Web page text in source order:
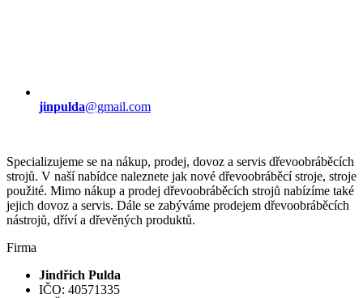
jinpulda@gmail.com
Specializujeme se na nákup, prodej, dovoz a servis dřevoobráběcích
strojů. V naší nabídce naleznete jak nové dřevoobráběcí stroje, stroje
použité. Mimo nákup a prodej dřevoobráběcích strojů nabízíme také
jejich dovoz a servis. Dále se zabýváme prodejem dřevoobráběcích
nástrojů, dříví a dřevěných produktů.
Firma
Jindřich Pulda
IČO: 40571335